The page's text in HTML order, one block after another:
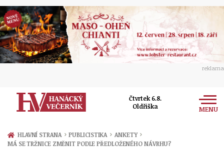
reklama
Čtvrtek 6.8.
Oldřiška
MENU
Zprávy
HLAVNÍ STRANA › PUBLICISTIKA › ANKETY ›
MÁ SE TRŽNICE ZMĚNIT PODLE PŘEDLOŽENÉHO NÁVRHU?